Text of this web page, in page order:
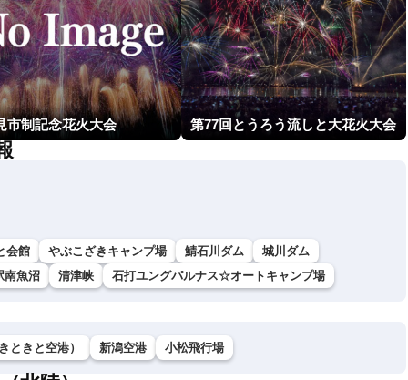
市制記念花火大会 第77回とうろう流しと大花火大会
会館 やぶこざきキャンプ場 鯖石川ダム
城川ダム
南魚沼 清津峡 石打ユングパルナス☆オートキャンプ場
ときと空港） 新潟空港 小松飛行場